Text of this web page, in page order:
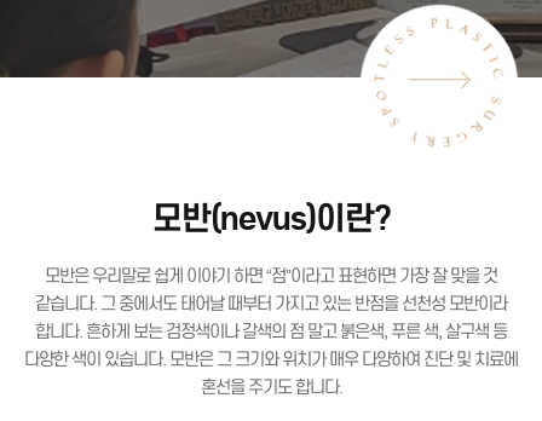
모반(nevus)이란?
모반은 우리말로 쉽게 이야기 하면 “점”이라고 표현하면 가장 잘 맞을 것
같습니다. 그 중에서도 태어날 때부터 가지고 있는 반점을 선천성 모반이라
합니다. 흔하게 보는 검정색이나 갈색의 점 말고 붉은색, 푸른 색, 살구색 등
다양한 색이 있습니다. 모반은 그 크기와 위치가 매우 다양하여 진단 및 치료에
혼선을 주기도 합니다.